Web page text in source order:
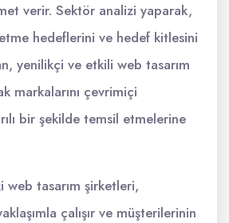
verir. Sektör analizi yaparak,
hedeflerini ve hedef kitlesini
yenilikçi ve etkili web tasarım
markalarını çevrimiçi
bir şekilde temsil etmelerine
web tasarım şirketleri,
çalışır ve müşterilerinin